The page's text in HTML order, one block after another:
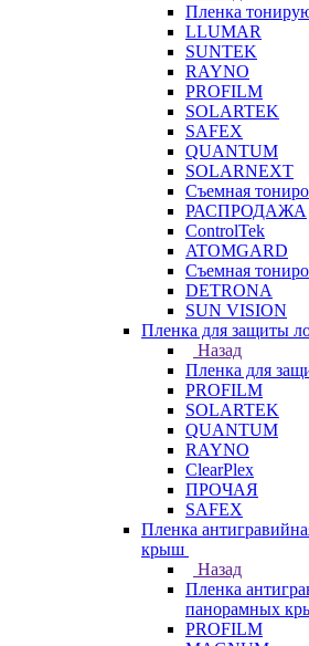
Пленка
LLUMAR
SUNTEK
RAYNO
PROFILM
SOLARTEK
SAFEX
QUANTUM
SOLARNEXT
Съемная
РАСПРОДАЖА
ControlTek
ATOMGARD
Съемная
DETRONA
SUN VISION
Пленка для защиты
Назад
Пленка для
PROFILM
SOLARTEK
QUANTUM
RAYNO
ClearPlex
ПРОЧАЯ
SAFEX
Пленка
крыш
Назад
Пленка
панорамных
PROFILM